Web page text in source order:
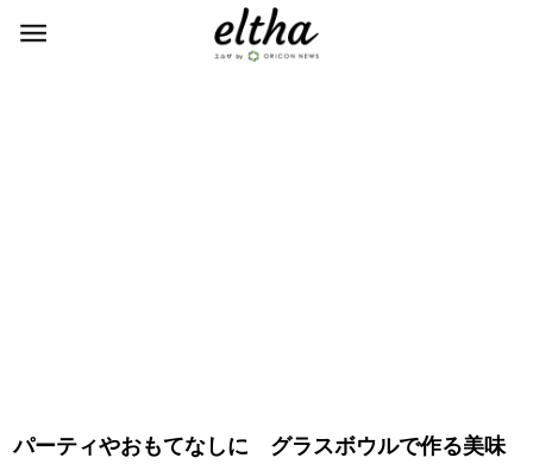
パーティやおもてなしに グラスボウルで作る美味